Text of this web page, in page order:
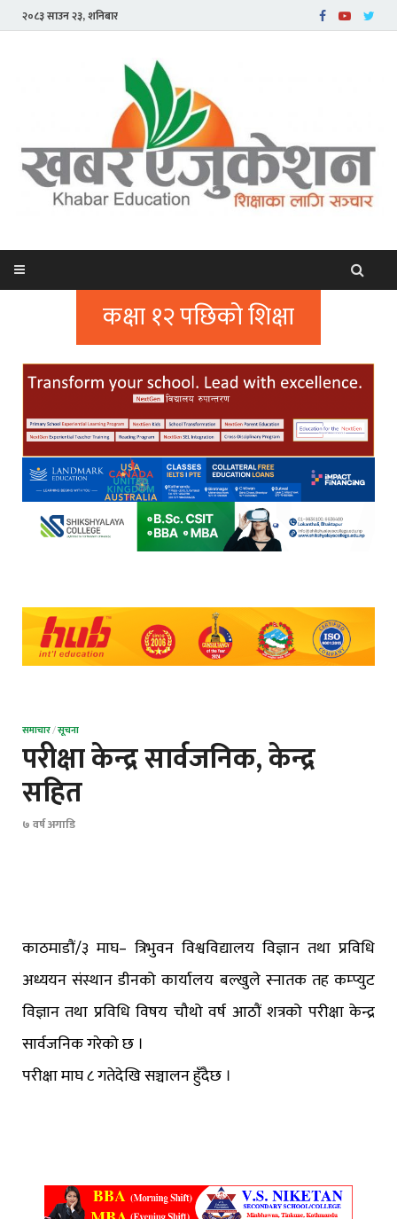
२०८३ साउन २३, शनिबार
कक्षा १२ पछिको शिक्षा
समाचार/सूचना
परीक्षा केन्द्र सार्वजनिक, केन्द्र
सहित
७ वर्ष अगाडि
काठमाडौं/३ माघ– त्रिभुवन विश्वविद्यालय विज्ञान तथा प्रविधि
अध्ययन संस्थान डीनको कार्यालय बल्खुले स्नातक तह कम्प्युट
विज्ञान तथा प्रविधि विषय चौथो वर्ष आठौं शत्रको परीक्षा केन्द्र
सार्वजनिक गरेको छ ।
परीक्षा माघ ८ गतेदेखि सञ्चालन हुँदैछ ।